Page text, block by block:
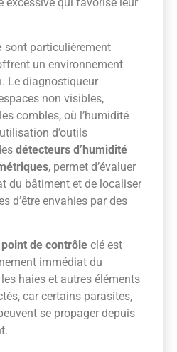
sont particulièrement
un environnement
Le diagnostiqueur
non visibles,
combles, où l’humidité
d’outils
détecteurs d’humidité
, permet d’évaluer
du bâtiment et de localiser
d’être envahies par des
point de contrôle clé est
immédiat du
haies et autres éléments
car certains parasites,
se propager depuis